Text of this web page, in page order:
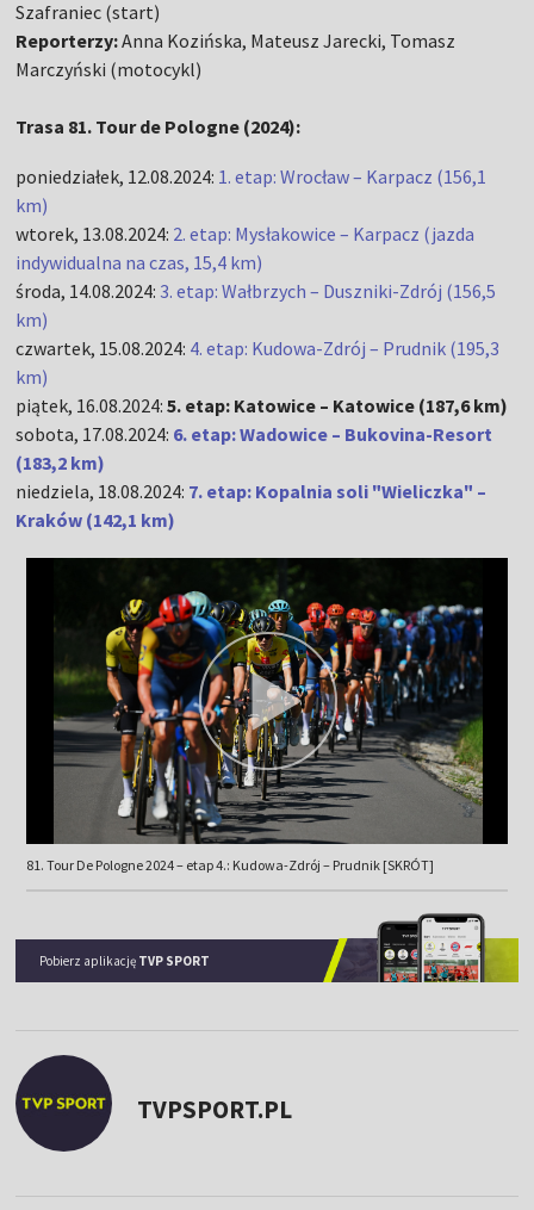
Szafraniec (start)
Reporterzy:Anna Kozińska, Mateusz Jarecki, Tomasz
Marczyński (motocykl)
Trasa 81. Tour de Pologne (2024):
poniedziałek, 12.08.2024: 1. etap: Wrocław – Karpacz (156,1
km)
wtorek, 13.08.2024: 2. etap: Mysłakowice – Karpacz (jazda
indywidualna na czas, 15,4 km)
środa, 14.08.2024:3. etap: Wałbrzych – Duszniki-Zdrój (156,5
km)
czwartek, 15.08.2024: 4. etap: Kudowa-Zdrój – Prudnik (195,3
km)
piątek, 16.08.2024:5. etap: Katowice – Katowice (187,6 km)
sobota, 17.08.2024: 6. etap: Wadowice – Bukovina-Resort
(183,2 km)
niedziela, 18.08.2024: 7. etap: Kopalnia soli "Wieliczka" –
Kraków (142,1 km)
81. Tour De Pologne 2024 – etap 4.: Kudowa-Zdrój – Prudnik [SKRÓT]
Pobierz aplikację TVP SPORT
TVPSPORT.PL